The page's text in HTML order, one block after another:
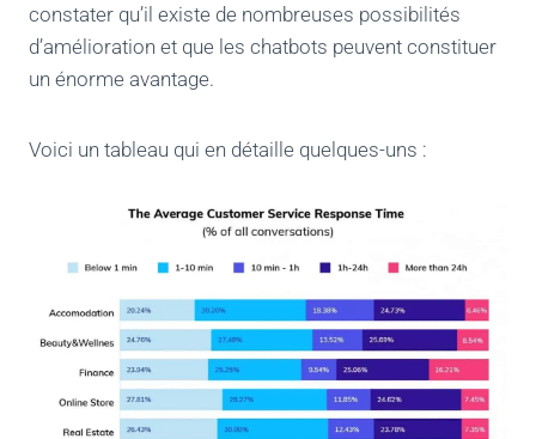
constater qu’il existe de nombreuses possibilités
d’amélioration et que les chatbots peuvent constituer
un énorme avantage.
Voici un tableau qui en détaille quelques-uns :